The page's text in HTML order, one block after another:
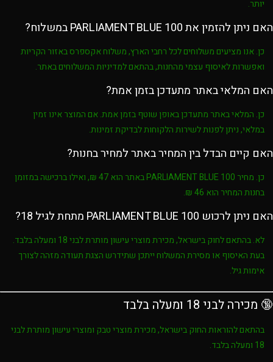
יותר.
האם ניתן להזמין את PARLIAMENT BLUE 100 במשלוח?
כן. אנו מציעים משלוחים לכל רחבי הארץ, משלוח אקספרס באזור הקריות
ואפשרות לאיסוף עצמי מהחנות, בהתאם למדיניות המשלוחים באתר.
האם המלאי באתר מתעדכן בזמן אמת?
כן. המלאי באתר מתעדכן באופן שוטף בזמן אמת. אם המוצר אינו זמין
במלאי, ניתן לפנות לשירות הלקוחות לבדיקת זמינות.
האם קיים הבדל בין המחיר באתר למחיר בחנות?
כן. מחירPARLIAMENT BLUE 100באתר הוא47 ₪
, ואילו ברכישה במזומן
בחנות המחיר הוא 46 ₪
.
האם ניתן לרכוש PARLIAMENT BLUE 100 מתחת לגיל 18?
לא. בהתאם לחוק בישראל, מכירת מוצרי עישון מותרת לבני18 ומעלה בלבד
.
בעת האיסוף או מסירת המשלוח ייתכן שתידרש הצגת תעודה מזהה לצורך
אימות גיל.
🔞 מכירה לבני 18 ומעלה בלבד
בהתאם להוראות החוק בישראל, מכירת מוצרי טבק ומוצרי עישון מותרת לבני
18 ומעלה בלבד
.